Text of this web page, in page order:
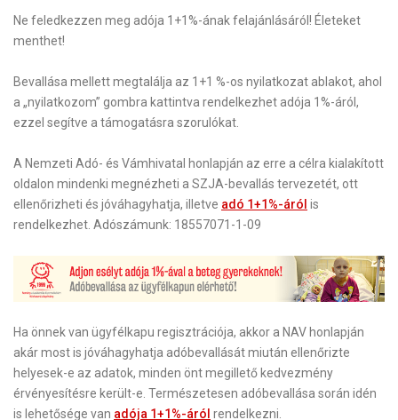
Ne feledkezzen meg adója 1+1%-ának felajánlásáról! Életeket
menthet!
Bevallása mellett megtalálja az 1+1 %-os nyilatkozat ablakot, ahol
a „nyilatkozom” gombra kattintva rendelkezhet adója 1%-áról,
ezzel segítve a támogatásra szorulókat.
A Nemzeti Adó- és Vámhivatal honlapján az erre a célra kialakított
oldalon mindenki megnézheti a SZJA-bevallás tervezetét, ott
ellenőrizheti és jóváhagyhatja, illetve adó 1+1%-áról is
rendelkezhet. Adószámunk: 18557071-1-09
Ha önnek van ügyfélkapu regisztrációja, akkor a NAV honlapján
akár most is jóváhagyhatja adóbevallását miután ellenőrizte
helyesek-e az adatok, minden önt megillető kedvezmény
érvényesítésre került-e. Természetesen adóbevallása során idén
is lehetősége van adója 1+1%-áról rendelkezni.